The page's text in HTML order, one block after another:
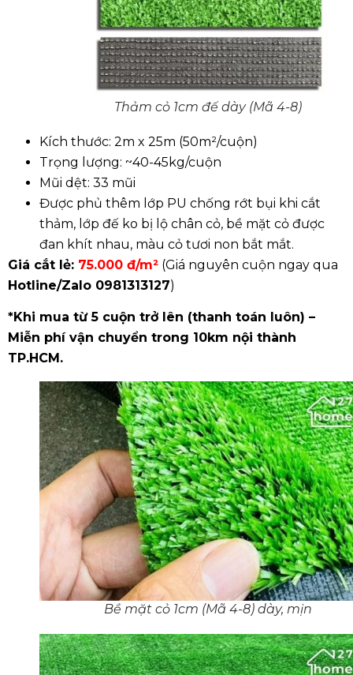
Thảm cỏ 1cm đế dày (Mã 4-8)
Kích thước: 2m x 25m (50m²/cuộn)
Trọng lượng: ~40-45kg/cuộn
Mũi dệt: 33 mũi
Được phủ thêm lớp PU chống rớt bụi khi cắt
thảm, lớp đế ko bị lộ chân cỏ, bề mặt cỏ được
đan khít nhau, màu cỏ tươi non bắt mắt.
Giá cắt lẻ: 75.000 đ/m² (Giá nguyên cuộn ngay qua
Hotline/Zalo 0981313127)
*Khi mua từ 5 cuộn trở lên (thanh toán luôn) –
Miễn phí vận chuyển trong 10km nội thành
TP.HCM.
Bề mặt cỏ 1cm (Mã 4-8) dày, mịn